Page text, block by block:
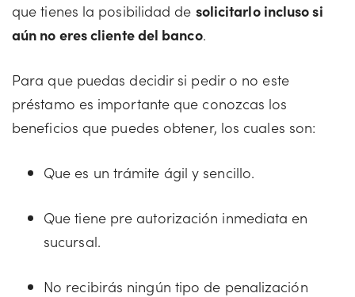
que tienes la posibilidad de solicitarlo incluso si
aún no eres cliente del banco.
Para que puedas decidir si pedir o no este
préstamo es importante que conozcas los
beneficios que puedes obtener, los cuales son:
Que es un trámite ágil y sencillo.
Que tiene pre autorización inmediata en
sucursal.
No recibirás ningún tipo de penalización